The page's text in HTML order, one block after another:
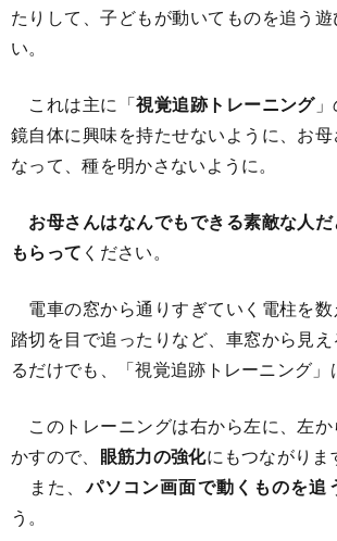
たりして、子どもが動いてものを追う
い。
これは主に「視覚追跡トレーニング」
鏡自体に興味を持たせないように、お
なって、種を明かさないように。
お母さんはなんでもできる素敵な人
もらって ください。
電車の窓から通りすぎていく電柱を
踏切を目で追ったりなど、車窓から見
るだけでも、「視覚追跡トレーニング」
このトレーニングは右から左に、左
かすので、 眼筋力の強化にもつながりま
また、パソコン画面で動くものを追
う。